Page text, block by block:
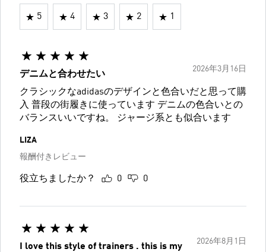
5 4 3 2 1
2026年3月16日
デニムと合わせたい
クラシックなadidasのデザインと色合いだと思って購
入 普段の街履きに使っています デニムの色合いとの
バランスいいですね。 ジャージ系とも似合います
LIZA
報酬付きレビュー
役立ちましたか？ 0 0
2026年8月1日
I love this style of trainers . this is my